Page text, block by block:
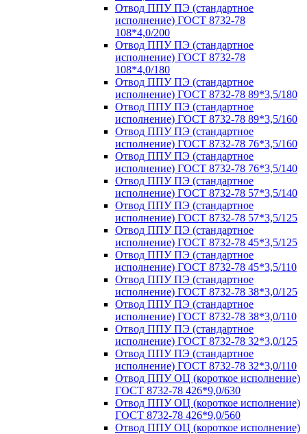
Отвод ППУ ПЭ (стандартное
исполнение) ГОСТ 8732-78
108*4,0/200
Отвод ППУ ПЭ (стандартное
исполнение) ГОСТ 8732-78
108*4,0/180
Отвод ППУ ПЭ (стандартное
исполнение) ГОСТ 8732-78 89*3,5/180
Отвод ППУ ПЭ (стандартное
исполнение) ГОСТ 8732-78 89*3,5/160
Отвод ППУ ПЭ (стандартное
исполнение) ГОСТ 8732-78 76*3,5/160
Отвод ППУ ПЭ (стандартное
исполнение) ГОСТ 8732-78 76*3,5/140
Отвод ППУ ПЭ (стандартное
исполнение) ГОСТ 8732-78 57*3,5/140
Отвод ППУ ПЭ (стандартное
исполнение) ГОСТ 8732-78 57*3,5/125
Отвод ППУ ПЭ (стандартное
исполнение) ГОСТ 8732-78 45*3,5/125
Отвод ППУ ПЭ (стандартное
исполнение) ГОСТ 8732-78 45*3,5/110
Отвод ППУ ПЭ (стандартное
исполнение) ГОСТ 8732-78 38*3,0/125
Отвод ППУ ПЭ (стандартное
исполнение) ГОСТ 8732-78 38*3,0/110
Отвод ППУ ПЭ (стандартное
исполнение) ГОСТ 8732-78 32*3,0/125
Отвод ППУ ПЭ (стандартное
исполнение) ГОСТ 8732-78 32*3,0/110
Отвод ППУ ОЦ (короткое исполнение)
ГОСТ 8732-78 426*9,0/630
Отвод ППУ ОЦ (короткое исполнение)
ГОСТ 8732-78 426*9,0/560
Отвод ППУ ОЦ (короткое исполнение)